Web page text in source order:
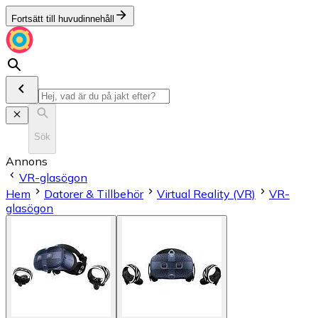
Fortsätt till huvudinnehåll
Sök
Annons
VR-glasögon
Hem
Datorer & Tillbehör Virtual Reality (VR)
VR-
glasögon